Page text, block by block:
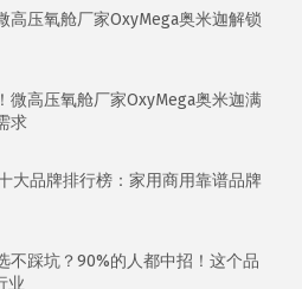
高压氧舱厂家OxyMega奥米迦解锁
微高压氧舱厂家OxyMega奥米迦满
求
大品牌排行榜：家用商用靠谱品牌
不踩坑？90%的人都中招！这个品
业